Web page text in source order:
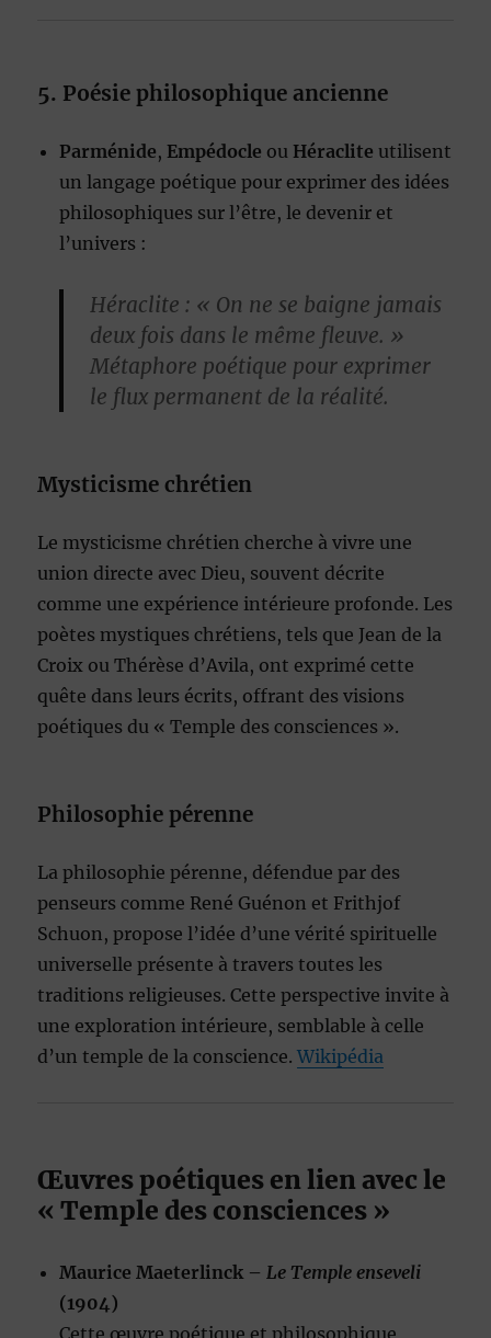
5. Poésie philosophique ancienne
Parménide,Empédocle ou Héraclite utilisent
un langage poétique pour exprimer des idées
philosophiques sur l’être, le devenir et
l’univers :
Héraclite : « On ne se baigne jamais
deux fois dans le même fleuve. »
Métaphore poétique pour exprimer
le flux permanent de la réalité.
Mysticisme chrétien
Le mysticisme chrétien cherche à vivre une
union directe avec Dieu, souvent décrite
comme une expérience intérieure profonde. Les
poètes mystiques chrétiens, tels que Jean de la
Croix ou Thérèse d’Avila, ont exprimé cette
quête dans leurs écrits, offrant des visions
poétiques du « Temple des consciences ».
Philosophie pérenne
La philosophie pérenne, défendue par des
penseurs comme René Guénon et Frithjof
Schuon, propose l’idée d’une vérité spirituelle
universelle présente à travers toutes les
traditions religieuses. Cette perspective invite à
une exploration intérieure, semblable à celle
d’un temple de la conscience.Wikipédia
Œuvres poétiques en lien avec le
« Temple des consciences »
Maurice Maeterlinck –Le Temple enseveli
(1904)